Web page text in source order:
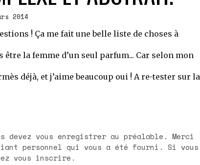
2014
! Ça me fait une belle liste de choses à
être la femme d’un seul parfum... Car selon mon
déjà, et j’aime beaucoup oui ! A re-tester sur la
qui vous a été fourni. Si vous
vous inscrire.